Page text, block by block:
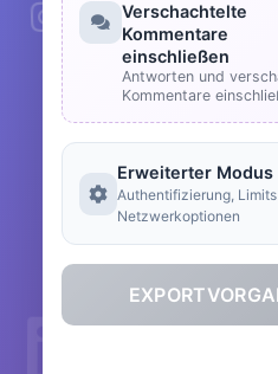
Verschachtelte
Kommentare
einschließen
Antworten und
Kommentare
Erweiterter Modus
Authentifizierung, Limits
Netzwerkoptionen